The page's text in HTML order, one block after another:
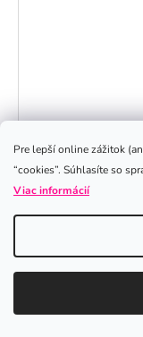
Pre lepší online zážitok
“cookies”. Súhlasíte so
Viac informácií
Naughty